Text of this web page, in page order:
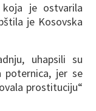
je ostvarila
je Kosovska
uhapsili su
poternica, jer se
prostituciju“